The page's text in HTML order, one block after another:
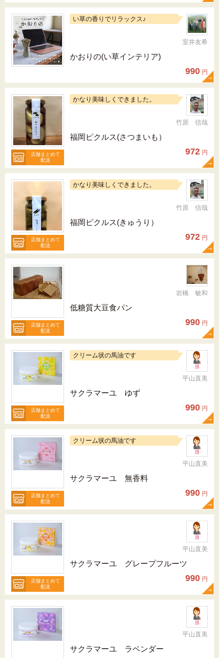
い草の香りでリラックス♪
室井友希
かおりの(い草インテリア)
990 円
店舗まとめて
配送
かなり美味しくできました。
竹原 信哉
福岡ピクルス(さつまいも）
972 円
店舗まとめて
配送
かなり美味しくできました。
竹原 信哉
福岡ピクルス(きゅうり）
972 円
店舗まとめて
配送
岩橋 敏和
低糖質大豆食パン
990 円
店舗まとめて
配送
クリーム状の馬油です
平山直美
サクラマーユ ゆず
990 円
店舗まとめて
配送
クリーム状の馬油です
平山直美
サクラマーユ 無香料
990 円
店舗まとめて
配送
平山直美
サクラマーユ グレープフルーツ
990 円
平山直美
サクラマーユ ラベンダー